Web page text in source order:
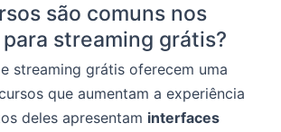
são comuns nos
streaming grátis?
streaming grátis oferecem uma
que aumentam a experiência
deles apresentam interfaces